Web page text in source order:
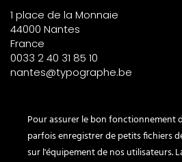
1 place de la Monnaie
44000 Nantes
France
0033 2 40 31 85 10
nantes@typographe.be
PARIS – France
Corner
Pour assurer le bon fonctionnement
parfois enregistrer de petits fichiers
sur l'équipement de nos utilisateurs.